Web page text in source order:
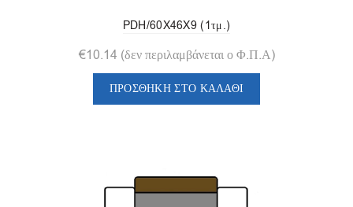
PDH/60X46X9 (1τμ.)
€10.14 (δεν περιλαμβάνεται ο Φ.Π.Α)
ΠΡΟΣΘΉΚΗ ΣΤΟ ΚΑΛΆΘΙ